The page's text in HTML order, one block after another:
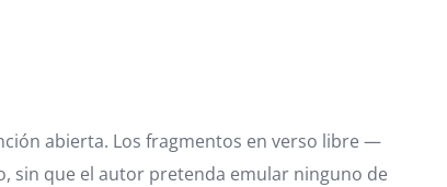
abierta. Los fragmentos en verso libre —
sin que el autor pretenda emular ninguno de